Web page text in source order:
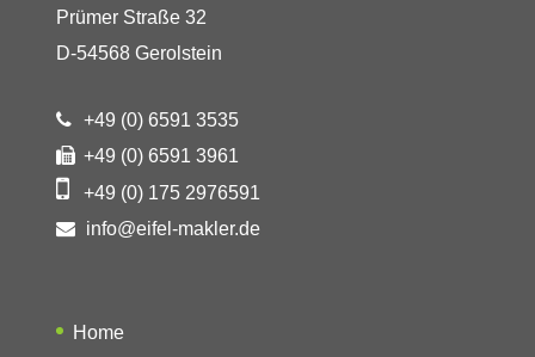
Prümer Straße 32
D-54568 Gerolstein
+49 (0) 6591 3535
+49 (0) 6591 3961
+49 (0) 175 2976591
info@eifel-makler.de
Home